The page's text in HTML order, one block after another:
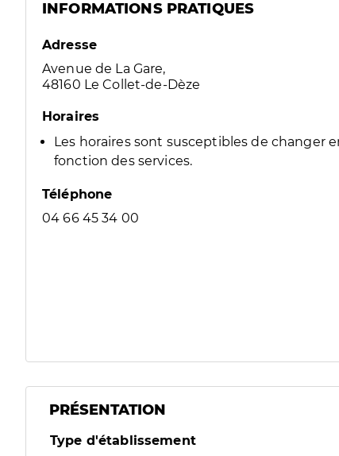
INFORMATIONS PRATIQUES
Adresse
Avenue de La Gare,
48160 Le Collet-de-Dèze
Horaires
Les horaires sont susceptibles de changer
fonction des services.
Téléphone
04 66 45 34 00
PRÉSENTATION
Type d'établissement